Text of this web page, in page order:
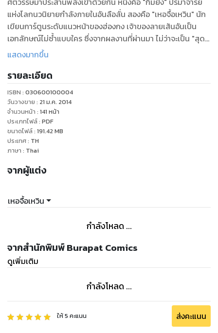
แห่งโลกนวนิยายกำลังภายในอันลือลั่น สองคือ "เหอจื้อเหวิน" นัก
เขียนการ์ตูนระดับแนวหน้าของฮ่องกง เจ้าของลายเส้นอันเป็น
เอกลักษณ์ไม่ซ้ำแบบใคร ซึ่งจากผลงานที่ผ่านมา ไม่ว่าจะเป็น "สุด
ขั้วยุทธภพ" หรือ "ลูกปลาน้อยเซียวฮื่อยี้" คงจะพอพิสูจน์ฝีไม้
แสดงมากขึ้น
รายละเอียด
ISBN : 030600100004
วันวางขาย : 21 ม.ค. 2014
จำนวนหน้า : 141 หน้า
ประเภทไฟล์: PDF
ขนาดไฟล์: 191.42 MB
ประเทศ: TH
ภาษา : Thai
จากผู้แต่ง
เหอจื้อเหวิน
กำลังโหลด ...
จากสำนักพิมพ์ Burapat Comics
ดูเพิ่มเติม
กำลังโหลด ...
ให้5 คะแนน ส่งคะแนน